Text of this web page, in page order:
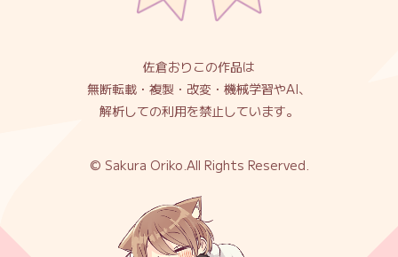
佐倉おりこの作品は
無断転載・複製・改変・機械学習やAI、
解析しての利用を禁止しています。
© Sakura Oriko.All Rights Reserved.